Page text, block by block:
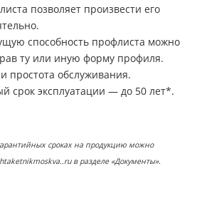
позволяет произвести его
способность профлиста можно
ту или иную форму профиля.
простота обслуживания.
срок эксплуатации — до 50 лет*.
сроках на продукцию можно
в разделе «Документы».